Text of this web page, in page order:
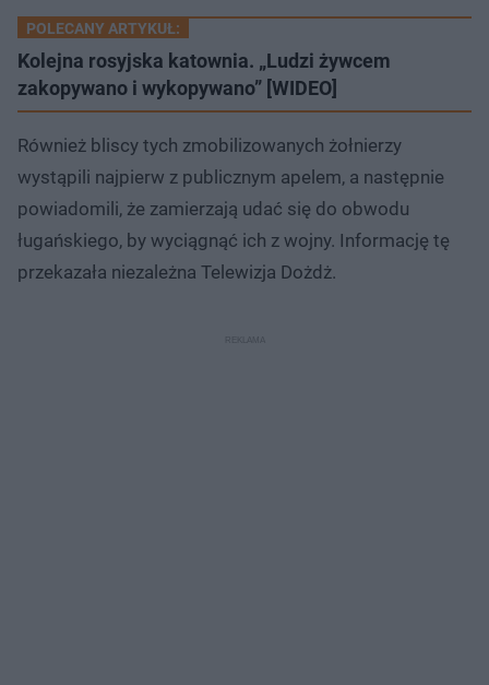
POLECANY ARTYKUŁ:
Kolejna rosyjska katownia. „Ludzi żywcem
zakopywano i wykopywano” [WIDEO]
Również bliscy tych zmobilizowanych żołnierzy
wystąpili najpierw z publicznym apelem, a następnie
powiadomili, że zamierzają udać się do obwodu
ługańskiego, by wyciągnąć ich z wojny. Informację tę
przekazała niezależna Telewizja Dożdż.